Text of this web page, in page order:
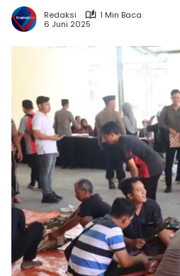
Redaksi
1 Min Baca
6 Juni 2025